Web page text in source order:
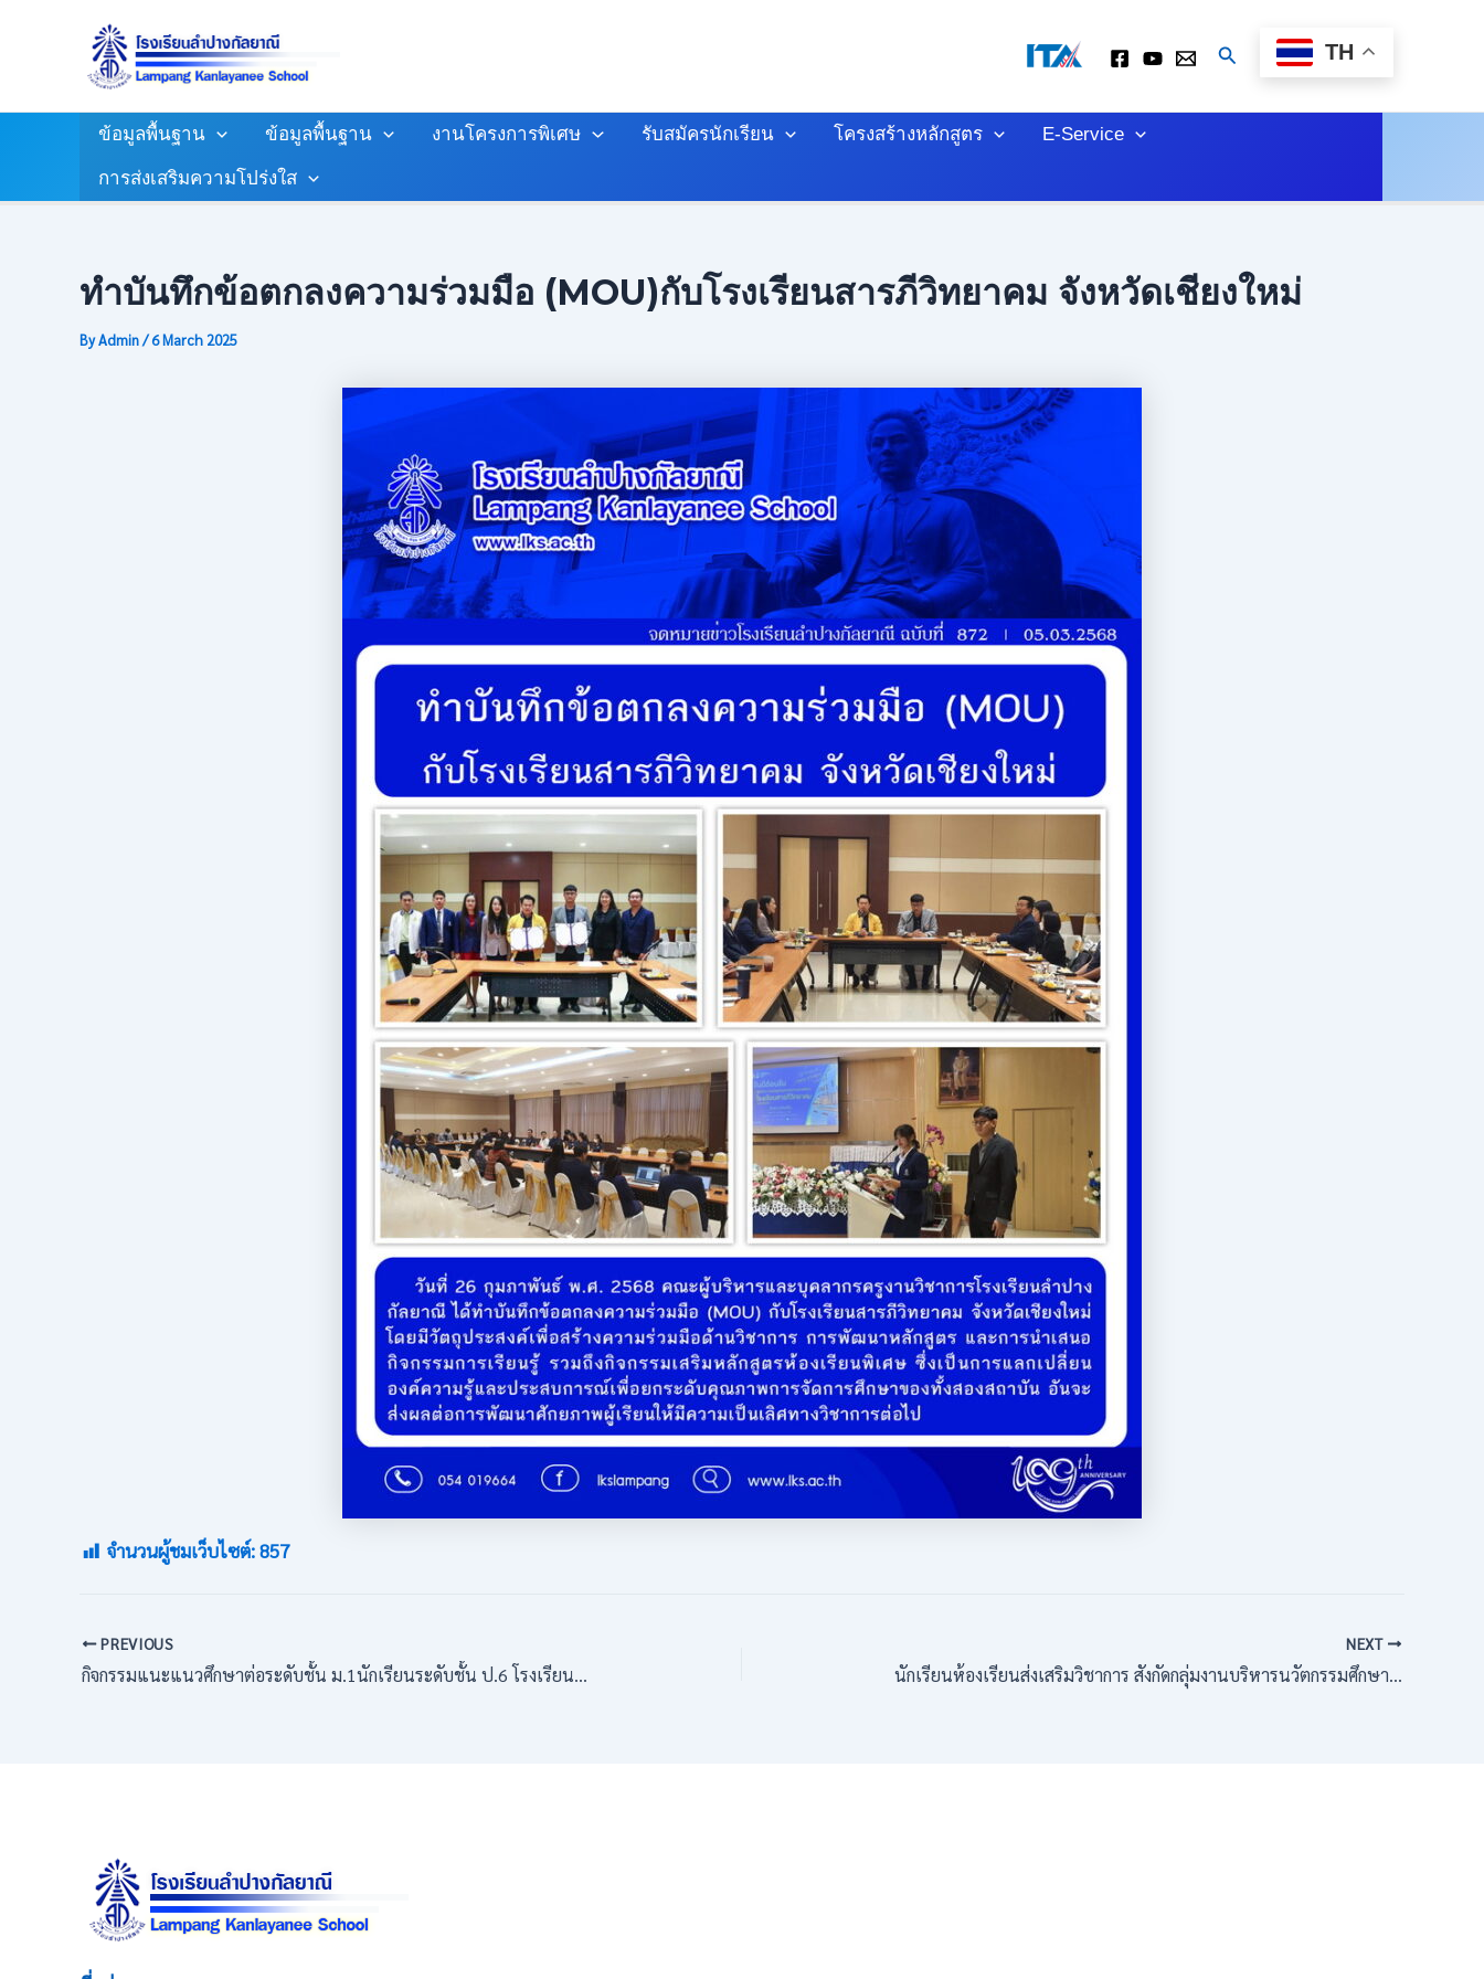
Search TH
ข้อมูลพื้นฐาน ข้อมูลพื้นฐาน งานโครงการพิเศษ รับสมัครนักเรียน โครงสร้างหลักสูตร E-Service
การส่งเสริมความโปร่งใส
ทำบันทึกข้อตกลงความร่วมมือ (MOU)กับโรงเรียนสารภีวิทยาคม จังหวัดเชียงใหม่
ByAdmin/6 March 2025
จำนวนผู้ชมเว็บไซต์:857
Navigation
PREVIOUS
กิจกรรมแนะแนวศึกษาต่อระดับชั้น ม.1นักเรียนระดับชั้น ป.6 โรงเรียนอนุบาลลำปางเขลางค์รัตน์อนุสรณ์
NEXT
นักเรียนห้องเรียนส่งเสริมวิชาการ สังกัดกลุ่มงานบริหารนวัตกรรมศึกษาเรียนรู้ สาขาวิชาฟิสิกส์ เคมีชีววิทยาและวิทยาศาสตร์สุขภาพณ คณะวิทยาศาสตร์ มหาวิทยาลัยราชภัฏลำปาง